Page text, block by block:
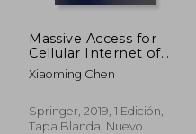
40%
Massive Access for
Cellular Internet of
Things Theory and
Technique
Electrical and
Computer
Xiaoming Chen
Springer, 2019, 1 Edición,
Tapa Blanda, Nuevo